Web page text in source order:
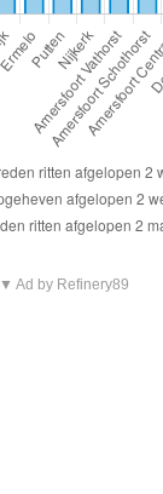
▼ Ad by Refinery89